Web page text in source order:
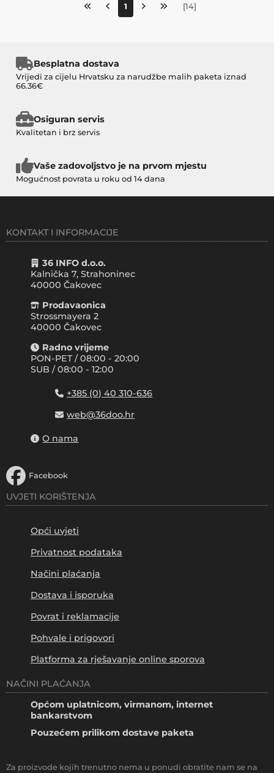
1 [14]
Besplatna dostava
Vrijedi za cijelu Hrvatsku za narudžbe malih paketa iznad
66.36€
Osiguran servis
Kvalitetan i brz servis
Vaše zadovoljstvo je na prvom mjestu
Mogućnost povrata u roku od 14 dana
KONTAKT I INFORMACIJE
36 INFO d.o.o.
Kalnička 7, Strahoninec
40000 Čakovec
Prodavaonica
Strossmayera 2
40000 Čakovec
Radno vrijeme
PON-PET / 08:00 - 20:00
SUB / 08:00 - 12:00
+385 (0) 40 310-636
web@36doo.hr
O nama
Facebook
UVJETI KORIŠTENJA
Opći uvjeti
Privatnost podataka
Načini plaćanja
Dostava i isporuka
Povrat i reklamacije
Pohvale i prigovori
Platforma za rješavanje online sporova
NAČINI PLAĆANJA
Općom uplatnicom, virmanom, internet
bankarstvom
Pouzećem prilikom dostave paketa
Za proizvode kojih trenutno nema u ponudi obratite nam se na